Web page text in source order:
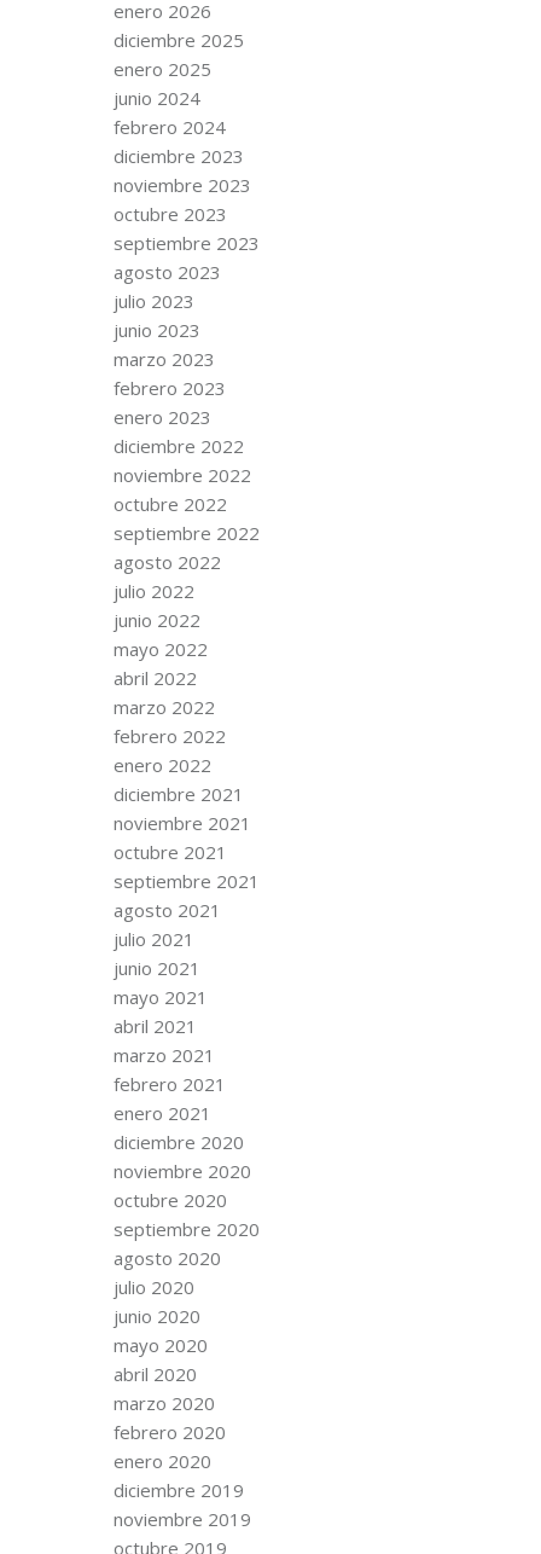
enero 2026
diciembre 2025
enero 2025
junio 2024
febrero 2024
diciembre 2023
noviembre 2023
octubre 2023
septiembre 2023
agosto 2023
julio 2023
junio 2023
marzo 2023
febrero 2023
enero 2023
diciembre 2022
noviembre 2022
octubre 2022
septiembre 2022
agosto 2022
julio 2022
junio 2022
mayo 2022
abril 2022
marzo 2022
febrero 2022
enero 2022
diciembre 2021
noviembre 2021
octubre 2021
septiembre 2021
agosto 2021
julio 2021
junio 2021
mayo 2021
abril 2021
marzo 2021
febrero 2021
enero 2021
diciembre 2020
noviembre 2020
octubre 2020
septiembre 2020
agosto 2020
julio 2020
junio 2020
mayo 2020
abril 2020
marzo 2020
febrero 2020
enero 2020
diciembre 2019
noviembre 2019
octubre 2019